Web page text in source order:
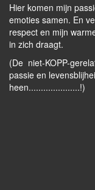
Hier komen mijn
emoties samen. En
respect en mijn
in zich draagt.
(De niet-KOPP-
passie en
heen.....................!)